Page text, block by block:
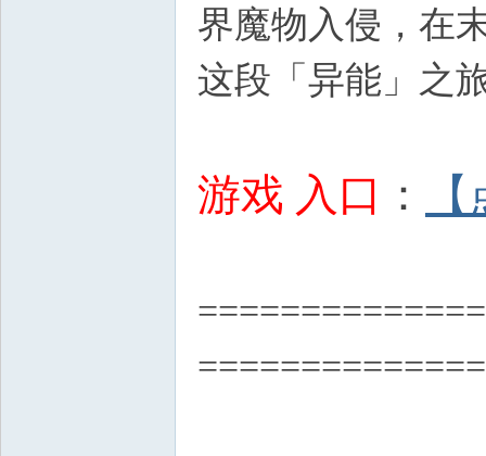
界魔物入侵，在
这段「异能」之
游戏 入口 ：